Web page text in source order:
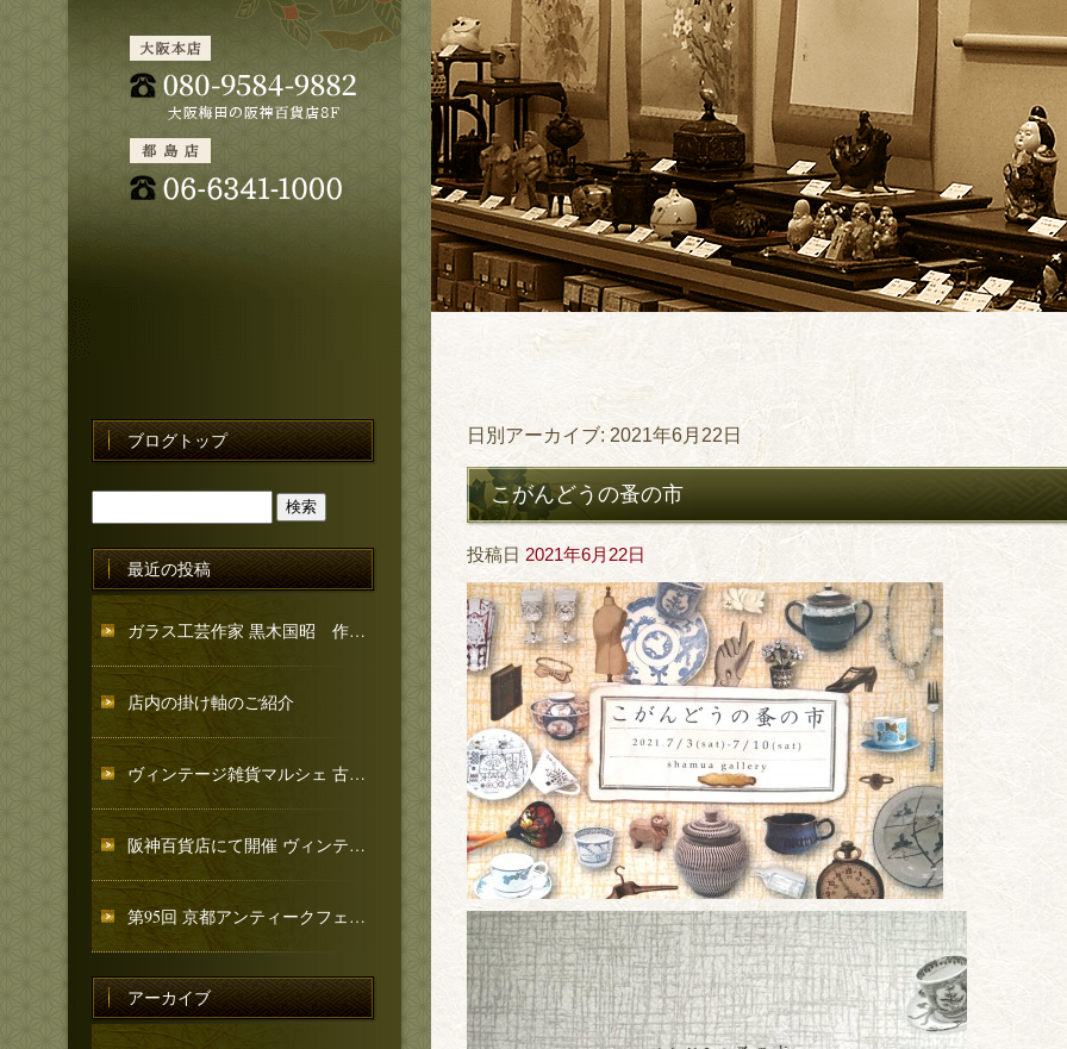
日別アーカイブ: 2021年6月22日
こがんどうの蚤の市
投稿日 2021年6月22日
ブログトップ
最近の投稿
ガラス工芸作家 黒木国昭 作品のご紹介
店内の掛け軸のご紹介
ヴィンテージ雑貨マルシェ 古忨堂 和骨董コーナーのご紹介
阪神百貨店にて開催 ヴィンテージ雑貨マルシェへ出店いたします
第95回 京都アンティークフェア 出店のお知らせ
アーカイブ